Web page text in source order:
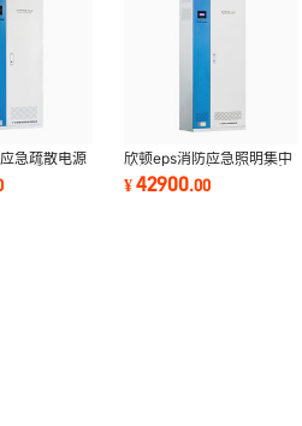
急疏散电源
6千瓦/96
家
欣顿eps消防应急照明集中
电源 10KVA备用电源应急
控制电源厂家
¥42900.00